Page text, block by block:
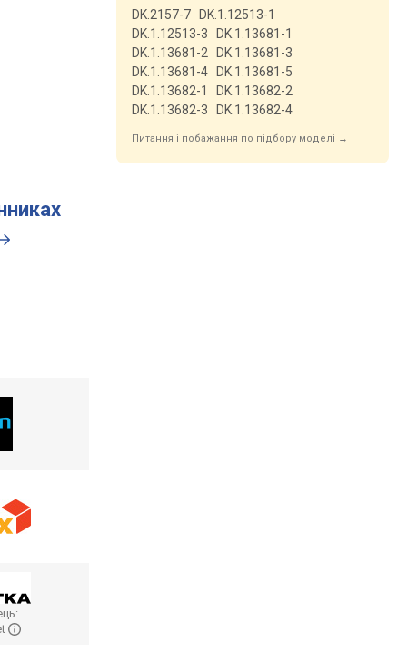
DK.2157-7
DK.1.12513-1
DK.1.12513-3
DK.1.13681-1
DK.1.13681-2
DK.1.13681-3
DK.1.13681-4
DK.1.13681-5
DK.1.13682-1
DK.1.13682-2
DK.1.13682-3
DK.1.13682-4
Питання і побажання по підбору моделі →